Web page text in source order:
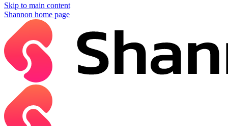
Skip to main content
Shannon home page